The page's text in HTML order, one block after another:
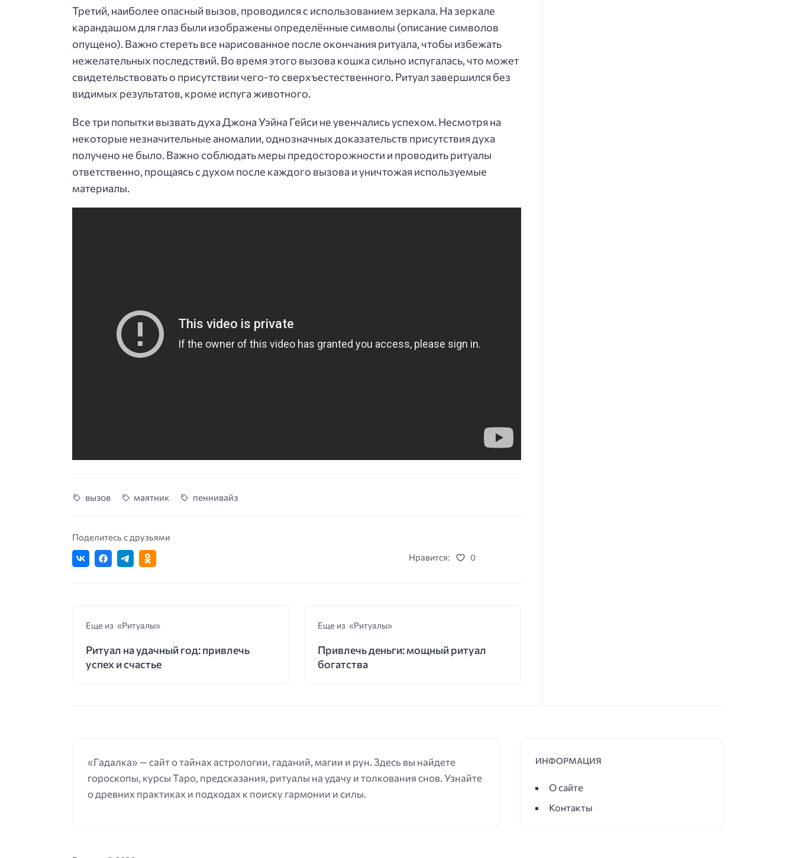
Третий, наиболее опасный вызов, проводился с использованием зеркала. На зеркале
карандашом для глаз были изображены определённые символы (описание символов
опущено). Важно стереть все нарисованное после окончания ритуала, чтобы избежать
нежелательных последствий. Во время этого вызова кошка сильно испугалась, что может
свидетельствовать о присутствии чего-то сверхъестественного. Ритуал завершился без
видимых результатов, кроме испуга животного.
Все три попытки вызвать духа Джона Уэйна Гейси не увенчались успехом. Несмотря на
некоторые незначительные аномалии, однозначных доказательств присутствия духа
получено не было. Важно соблюдать меры предосторожности и проводить ритуалы
ответственно, прощаясь с духом после каждого вызова и уничтожая используемые
материалы.
вызов маятник пеннивайз
Поделитесь с друзьями
Нравится:
0
Еще из «Ритуалы»
Ритуал на удачный год: привлечь
успех и счастье
Еще из «Ритуалы»
Привлечь деньги: мощный ритуал
богатства
«Гадалка» — сайт о тайнах астрологии, гаданий, магии и рун. Здесь вы найдете
гороскопы, курсы Таро, предсказания, ритуалы на удачу и толкования снов. Узнайте
о древних практиках и подходах к поиску гармонии и силы.
ИНФОРМАЦИЯ
О сайте
Контакты